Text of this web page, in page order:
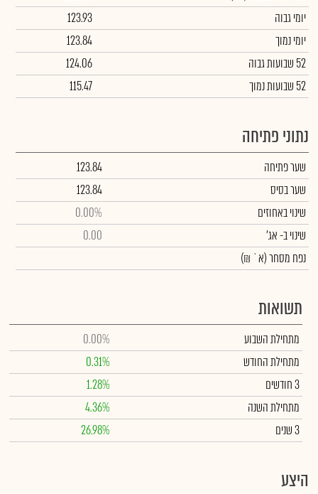
יומי גבוה
123.93
יומי נמוך
123.84
52 שבועות גבוה
124.06
52 שבועות נמוך
115.47
נתוני פתיחה
שער פתיחה
123.84
שער בסיס
123.84
שינוי באחוזים
0.00%
שינויב- אג'
0.00
נפח מסחר(א` ₪)
תשואות
מתחילת השבוע
0.00%
מתחילת החודש
0.31%
3 חודשים
1.28%
מתחילת השנה
4.36%
3 שנים
26.98%
היצע